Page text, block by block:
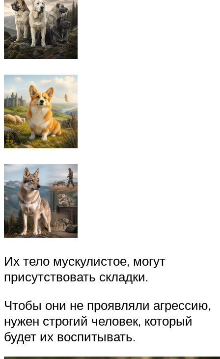
Их тело мускулистое, могут
присутствовать складки.
Чтобы они не проявляли агрессию,
нужен строгий человек, который
будет их воспитывать.